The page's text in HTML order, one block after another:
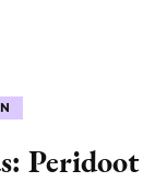
Peridoot